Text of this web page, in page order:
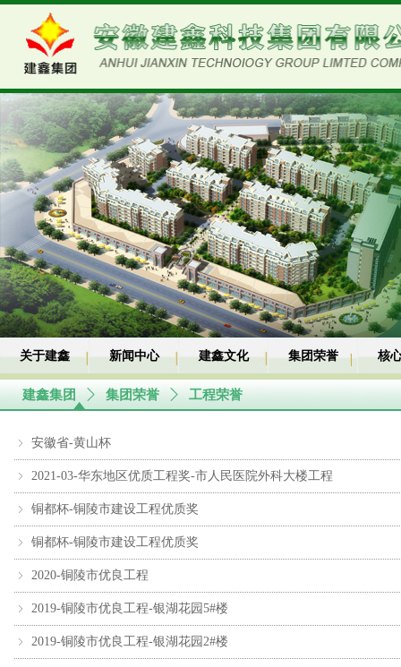
关于建鑫 新闻中心 建鑫文化 集团荣誉 核
ꁇ 安徽省-黄山杯
ꁇ 2021-03-华东地区优质工程奖-市人民医院外科大楼工程
ꁇ 铜都杯-铜陵市建设工程优质奖
ꁇ 铜都杯-铜陵市建设工程优质奖
ꁇ 2020-铜陵市优良工程
ꁇ 2019-铜陵市优良工程-银湖花园5#楼
ꁇ 2019-铜陵市优良工程-银湖花园2#楼
建鑫集团 ꄲ 集团荣誉 ꄲ 工程荣誉